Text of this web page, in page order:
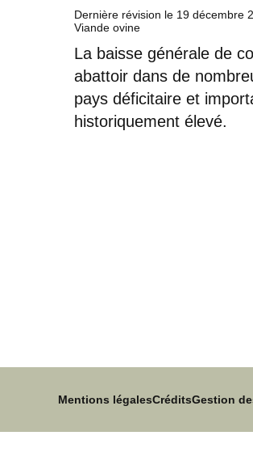
Dernière révision le 19 décembre
Viande ovine
La baisse générale de
abattoir dans de
pays déficitaire et
historiquement élevé.
Mentions légalesCréditsGestion